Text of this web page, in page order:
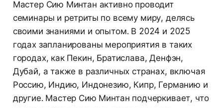
Мастер Сию Минтан активно проводит
семинары и ретриты по всему миру, делясь
своими знаниями и опытом. В 2024 и 2025
годах запланированы мероприятия в таких
городах, как Пекин, Братислава, Денфэн,
Дубай, а также в различных странах, включая
Россию, Индию, Индонезию, Кипр, Германию и
другие. Мастер Сию Минтан подчеркивает, что